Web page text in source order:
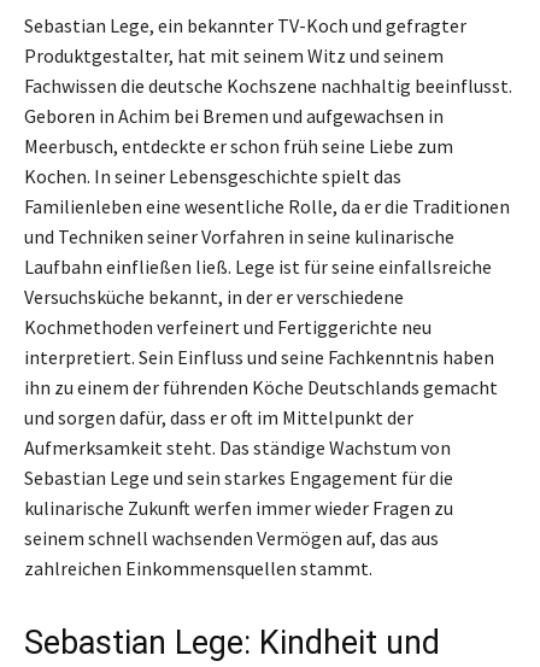
Sebastian Lege, ein bekannter TV-Koch und gefragter
Produktgestalter, hat mit seinem Witz und seinem
Fachwissen die deutsche Kochszene nachhaltig beeinflusst.
Geboren in Achim bei Bremen und aufgewachsen in
Meerbusch, entdeckte er schon früh seine Liebe zum
Kochen. In seiner Lebensgeschichte spielt das
Familienleben eine wesentliche Rolle, da er die Traditionen
und Techniken seiner Vorfahren in seine kulinarische
Laufbahn einfließen ließ. Lege ist für seine einfallsreiche
Versuchsküche bekannt, in der er verschiedene
Kochmethoden verfeinert und Fertiggerichte neu
interpretiert. Sein Einfluss und seine Fachkenntnis haben
ihn zu einem der führenden Köche Deutschlands gemacht
und sorgen dafür, dass er oft im Mittelpunkt der
Aufmerksamkeit steht. Das ständige Wachstum von
Sebastian Lege und sein starkes Engagement für die
kulinarische Zukunft werfen immer wieder Fragen zu
seinem schnell wachsenden Vermögen auf, das aus
zahlreichen Einkommensquellen stammt.
Sebastian Lege: Kindheit und